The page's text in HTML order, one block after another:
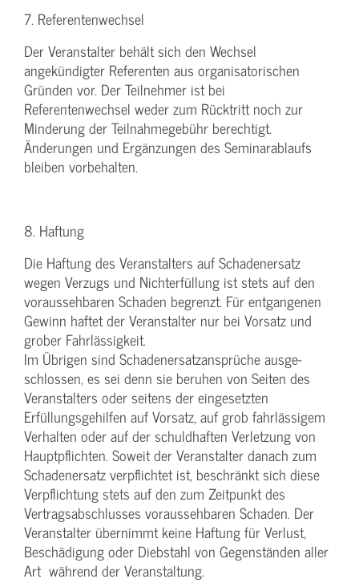
7. Referentenwechsel
Der Veranstalter behält sich den Wechsel
angekündigter Referenten aus organisatorischen
Gründen vor. Der Teilnehmer ist bei
Referentenwechsel weder zum Rücktritt noch zur
Minderung der Teilnahmegebühr berechtigt.
Änderungen und Ergänzungen des Seminarablaufs
bleiben vorbehalten.
8. Haftung
Die Haftung des Veranstalters auf Schadenersatz
wegen Verzugs und Nichterfüllung ist stets auf den
voraussehbaren Schaden begrenzt. Für entgangenen
Gewinn haftet der Veranstalter nur bei Vorsatz und
grober Fahrlässigkeit.
Im Übrigen sind Schadenersatzansprüche ausge-
schlossen, es sei denn sie beruhen von Seiten des
Veranstalters oder seitens der eingesetzten
Erfüllungsgehilfen auf Vorsatz, auf grob fahrlässigem
Verhalten oder auf der schuldhaften Verletzung von
Hauptpflichten. Soweit der Veranstalter danach zum
Schadenersatz verpflichtet ist, beschränkt sich diese
Verpflichtung stets auf den zum Zeitpunkt des
Vertragsabschlusses voraussehbaren Schaden. Der
Veranstalter übernimmt keine Haftung für Verlust,
Beschädigung oder Diebstahl von Gegenständen aller
Art während der Veranstaltung.